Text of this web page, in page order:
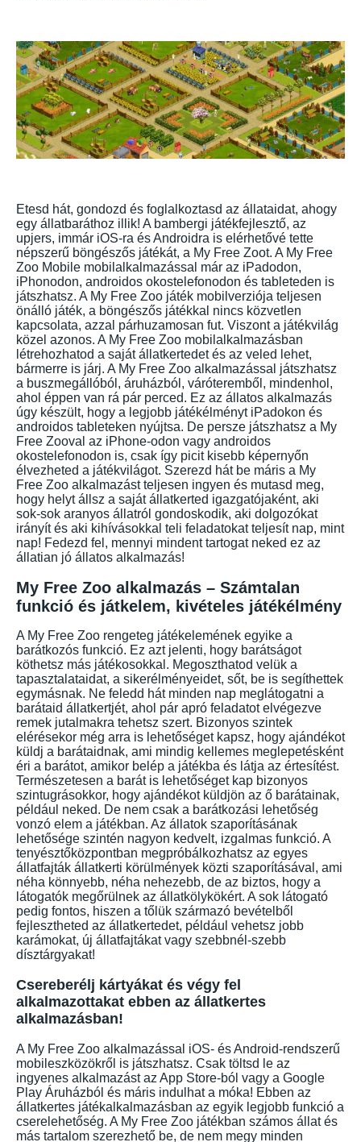
Etesd hát, gondozd és foglalkoztasd az állataidat, ahogy
egy állatbaráthoz illik! A bambergi játékfejlesztő, az
upjers, immár iOS-ra és Androidra is elérhetővé tette
népszerű böngészős játékát, a My Free Zoot. A My Free
Zoo Mobile mobilalkalmazással már az iPadodon,
iPhonodon, androidos okostelefonodon és tableteden is
játszhatsz. A My Free Zoo játék mobilverziója teljesen
önálló játék, a böngészős játékkal nincs közvetlen
kapcsolata, azzal párhuzamosan fut. Viszont a játékvilág
közel azonos. A My Free Zoo mobilalkalmazásban
létrehozhatod a saját állatkertedet és az veled lehet,
bármerre is járj. A My Free Zoo alkalmazással játszhatsz
a buszmegállóból, áruházból, váróteremből, mindenhol,
ahol éppen van rá pár perced. Ez az állatos alkalmazás
úgy készült, hogy a legjobb játékélményt iPadokon és
androidos tableteken nyújtsa. De persze játszhatsz a My
Free Zooval az iPhone-odon vagy androidos
okostelefonodon is, csak így picit kisebb képernyőn
élvezheted a játékvilágot. Szerezd hát be máris a My
Free Zoo alkalmazást teljesen ingyen és mutasd meg,
hogy helyt állsz a saját állatkerted igazgatójaként, aki
sok-sok aranyos állatról gondoskodik, aki dolgozókat
irányít és aki kihívásokkal teli feladatokat teljesít nap, mint
nap! Fedezd fel, mennyi mindent tartogat neked ez az
állatian jó állatos alkalmazás!
My Free Zoo alkalmazás – Számtalan
funkció és játkelem, kivételes játékélmény
A My Free Zoo rengeteg játékelemének egyike a
barátkozós funkció. Ez azt jelenti, hogy barátságot
köthetsz más játékosokkal. Megoszthatod velük a
tapasztalataidat, a sikerélményeidet, sőt, be is segíthettek
egymásnak. Ne feledd hát minden nap meglátogatni a
barátaid állatkertjét, ahol pár apró feladatot elvégezve
remek jutalmakra tehetsz szert. Bizonyos szintek
elérésekor még arra is lehetőséget kapsz, hogy ajándékot
küldj a barátaidnak, ami mindig kellemes meglepetésként
éri a barátot, amikor belép a játékba és látja az értesítést.
Természetesen a barát is lehetőséget kap bizonyos
szintugrásokkor, hogy ajándékot küldjön az ő barátainak,
például neked. De nem csak a barátkozási lehetőség
vonzó elem a játékban. Az állatok szaporításának
lehetősége szintén nagyon kedvelt, izgalmas funkció. A
tenyésztőközpontban megpróbálkozhatsz az egyes
állatfajták állatkerti körülmények közti szaporításával, ami
néha könnyebb, néha nehezebb, de az biztos, hogy a
látogatók megőrülnek az állatkölykökért. A sok látogató
pedig fontos, hiszen a tőlük származó bevételből
fejlesztheted az állatkertedet, például vehetsz jobb
karámokat, új állatfajtákat vagy szebbnél-szebb
dísztárgyakat!
Csereberélj kártyákat és végy fel
alkalmazottakat ebben az állatkertes
alkalmazásban!
A My Free Zoo alkalmazással iOS- és Android-rendszerű
mobileszközökről is játszhatsz. Csak töltsd le az
ingyenes alkalmazást az App Store-ból vagy a Google
Play Áruházból és máris indulhat a móka! Ebben az
állatkertes játékalkalmazásban az egyik legjobb funkció a
cserelehetőség. A My Free Zoo játékban számos állat és
más tartalom szerezhető be, de nem megy minden